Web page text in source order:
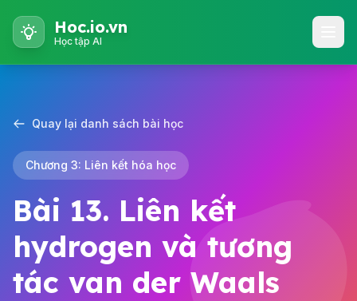
Hoc.io.vn
Học tập AI
Quay lại danh sách bài học
Chương 3: Liên kết hóa học
Bài 13. Liên kết
hydrogen và tương
tác van der Waals